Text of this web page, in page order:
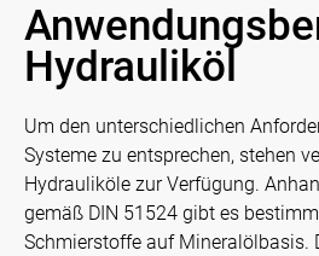
Hydrauliköl
Um den unterschiedlichen
Systeme zu entsprechen, stehen
Hydrauliköle zur Verfügung.
gemäß DIN 51524 gibt es
Schmierstoffe auf Mineralölbasis.